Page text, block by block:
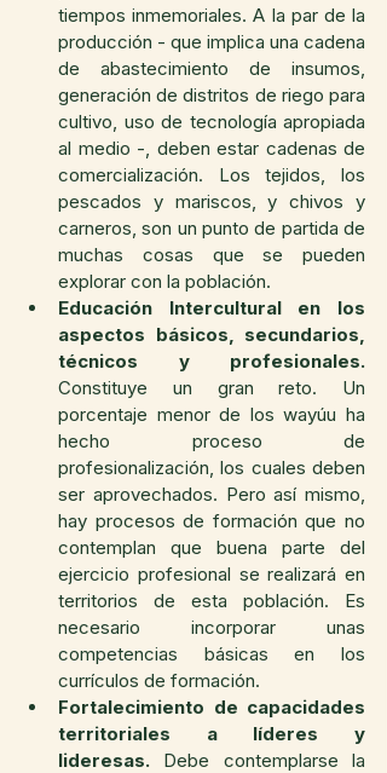
tiempos inmemoriales. A la par de la
producción - que implica una cadena
de abastecimiento de insumos,
generación de distritos de riego para
cultivo, uso de tecnología apropiada
al medio -, deben estar cadenas de
comercialización. Los tejidos, los
pescados y mariscos, y chivos y
carneros, son un punto de partida de
muchas cosas que se pueden
explorar con la población.
Educación Intercultural en los
aspectos básicos, secundarios,
técnicos y profesionales.
Constituye un gran reto. Un
porcentaje menor de los wayúu ha
hecho proceso de
profesionalización, los cuales deben
ser aprovechados. Pero así mismo,
hay procesos de formación que no
contemplan que buena parte del
ejercicio profesional se realizará en
territorios de esta población. Es
necesario incorporar unas
competencias básicas en los
currículos de formación.
Fortalecimiento de capacidades
territoriales a líderes y
lideresas. Debe contemplarse la